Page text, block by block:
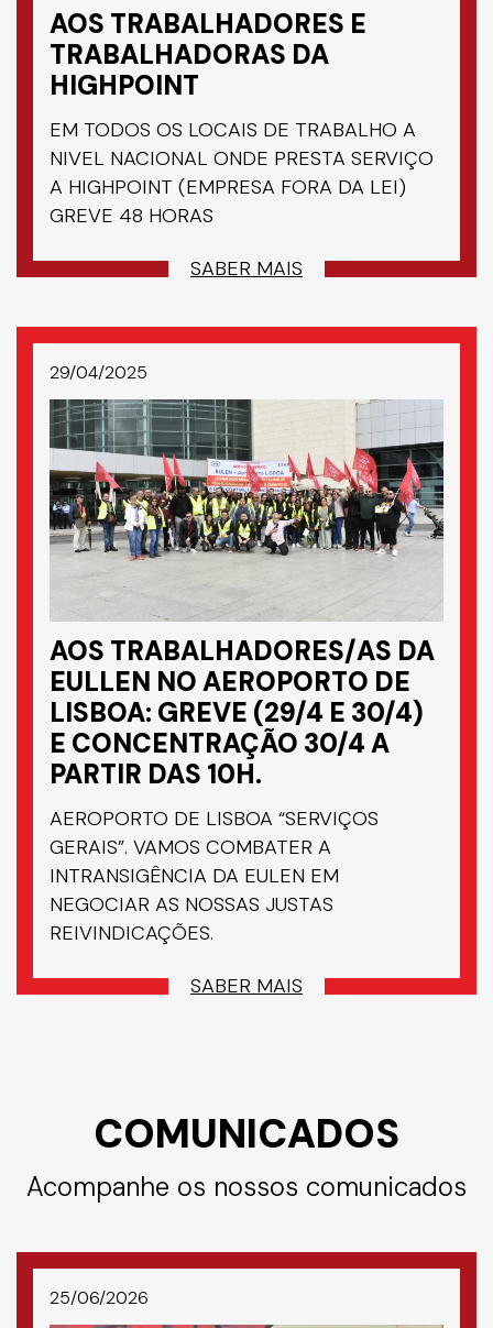
AOS TRABALHADORES E
TRABALHADORAS DA
HIGHPOINT
EM TODOS OS LOCAIS DE TRABALHO A
NIVEL NACIONAL ONDE PRESTA SERVIÇO
A HIGHPOINT (EMPRESA FORA DA LEI)
GREVE 48 HORAS
SABER MAIS
29/04/2025
AOS TRABALHADORES/AS DA
EULLEN NO AEROPORTO DE
LISBOA: GREVE (29/4 E 30/4)
E CONCENTRAÇÃO 30/4 A
PARTIR DAS 10H.
AEROPORTO DE LISBOA “SERVIÇOS
GERAIS”. VAMOS COMBATER A
INTRANSIGÊNCIA DA EULEN EM
NEGOCIAR AS NOSSAS JUSTAS
REIVINDICAÇÕES.
SABER MAIS
COMUNICADOS
Acompanhe os nossos comunicados
25/06/2026